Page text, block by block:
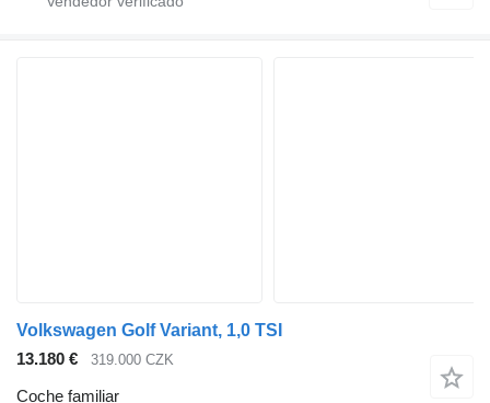
Volkswagen Golf Variant, 1,0 TSI
13.180 €
319.000 CZK
Coche familiar